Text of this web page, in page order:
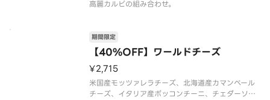
高麗カルビの組み合わせ。
【40%OFF】ワールドチーズ
期間限定
¥2,715
米国産モッツァレラチーズ、北海道産カマンベール
チーズ、イタリア産ボッコンチーニ、チェダーソー